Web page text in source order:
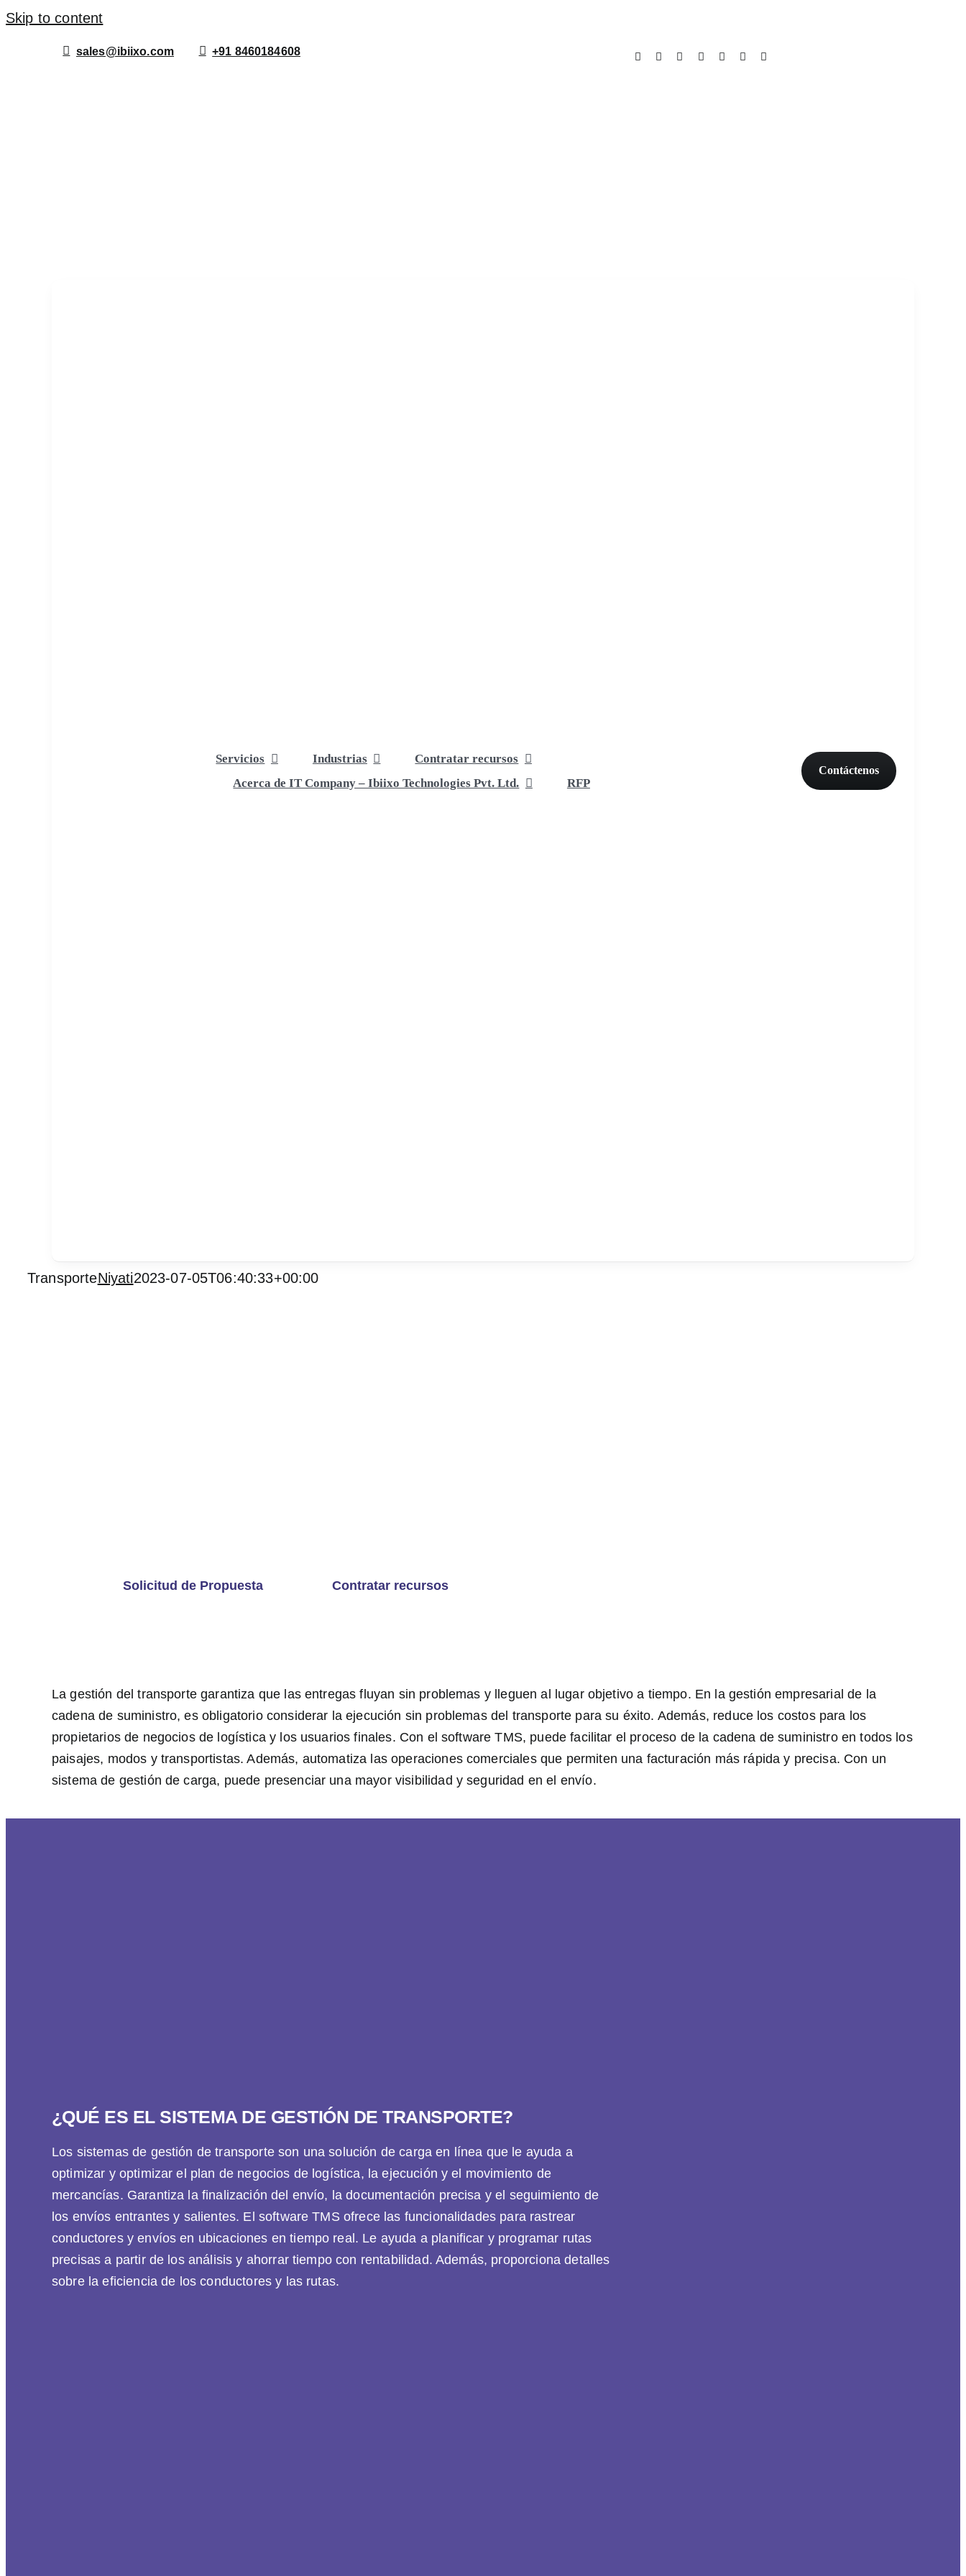
Skip to content
sales@ibiixo.com +91 8460184608
Servicios Industrias
Contratar recursos
Acerca de IT Company – Ibiixo Technologies Pvt. Ltd.
RFP
Contáctenos
TransporteNiyati2023-07-05T06:40:33+00:00
Solicitud de Propuesta Contratar recursos
La gestión del transporte garantiza que las entregas fluyan sin problemas y lleguen al lugar objetivo a tiempo. En la gestión empresarial de la
cadena de suministro, es obligatorio considerar la ejecución sin problemas del transporte para su éxito. Además, reduce los costos para los
propietarios de negocios de logística y los usuarios finales. Con el software TMS, puede facilitar el proceso de la cadena de suministro en todos los
paisajes, modos y transportistas. Además, automatiza las operaciones comerciales que permiten una facturación más rápida y precisa. Con un
sistema de gestión de carga, puede presenciar una mayor visibilidad y seguridad en el envío.
¿QUÉ ES EL SISTEMA DE GESTIÓN DE TRANSPORTE?
Los sistemas de gestión de transporte son una solución de carga en línea que le ayuda a
optimizar y optimizar el plan de negocios de logística, la ejecución y el movimiento de
mercancías. Garantiza la finalización del envío, la documentación precisa y el seguimiento de
los envíos entrantes y salientes. El software TMS ofrece las funcionalidades para rastrear
conductores y envíos en ubicaciones en tiempo real. Le ayuda a planificar y programar rutas
precisas a partir de los análisis y ahorrar tiempo con rentabilidad. Además, proporciona detalles
sobre la eficiencia de los conductores y las rutas.